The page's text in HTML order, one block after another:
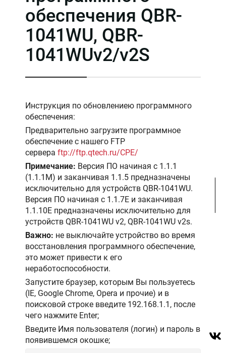
обеспечения QBR-
1041WU, QBR-
1041WUv2/v2S
Инструкция по обновлениею программного
обеспечения:
Предварительно загрузите программное
обеспечение с нашего FTP
сервера ftp://ftp.qtech.ru/CPE/
Примечание: Версия ПО начиная с 1.1.1
(1.1.1M) и заканчивая 1.1.5 предназначены
исключительно для устройств QBR-1041WU.
Версия ПО начиная с 1.1.7Е и заканчивая
1.1.10Е предназначены исключительно для
устройств QBR-1041WU v2, QBR-1041WU v2s.
Важно: не выключайте устройство во время
восстановления программного обеспечение,
это может привести к его
неработоспособности.
Запустите браузер, которым Вы пользуетесь
(IE, Google Chrome, Opera и прочие) и в
поисковой строке введите 192.168.1.1, после
чего нажмите Enter;
Введите Имя пользователя (логин) и пароль в
появившемся окошке;